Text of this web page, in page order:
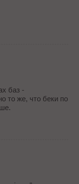
баз -
то же, что беки по